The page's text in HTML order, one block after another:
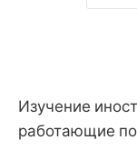
Изучение
работающие